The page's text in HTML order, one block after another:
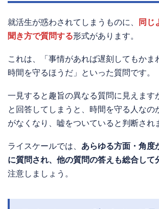
就活生が惑わされてしまうものに、
同じ
聞き方で質問する形式があります。
これは、「事情があれば遅刻してもかま
時間を守るほうだ」といった質問です。
一見すると趣旨の異なる質問に見えます
と回答してしまうと、時間を守る人なの
がなくなり、嘘をついていると判断され
ライスケールでは、 あらゆる方面・角度
に質問され、他の質問の答えも総合して
注意しましょう。